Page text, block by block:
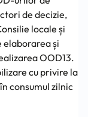
de decizie,
locale și
și
OOD13.
cu privire la
consumul zilnic